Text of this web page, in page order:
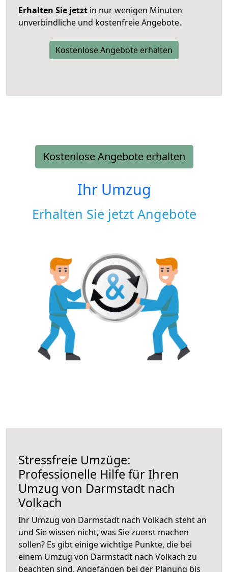
Erhalten Sie jetzt in nur wenigen Minuten
unverbindliche und kostenfreie Angebote.
Kostenlose Angebote erhalten
Kostenlose Angebote erhalten
Ihr Umzug
Erhalten Sie jetzt Angebote
Stressfreie Umzüge:
Professionelle Hilfe für Ihren
Umzug von Darmstadt nach
Volkach
Ihr Umzug von Darmstadt nach Volkach steht an
und Sie wissen nicht, was Sie zuerst machen
sollen? Es gibt einige wichtige Punkte, die bei
einem Umzug von Darmstadt nach Volkach zu
beachten sind. Angefangen bei der Planung bis